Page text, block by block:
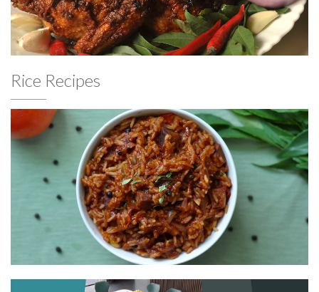
Rice Recipes